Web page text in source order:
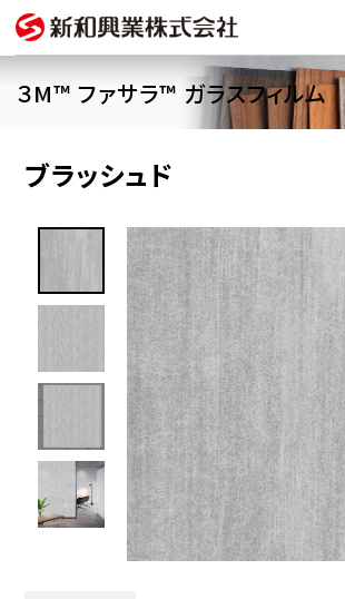
３M™ ファサラ™ ガラスフィルム
ブラッシュド